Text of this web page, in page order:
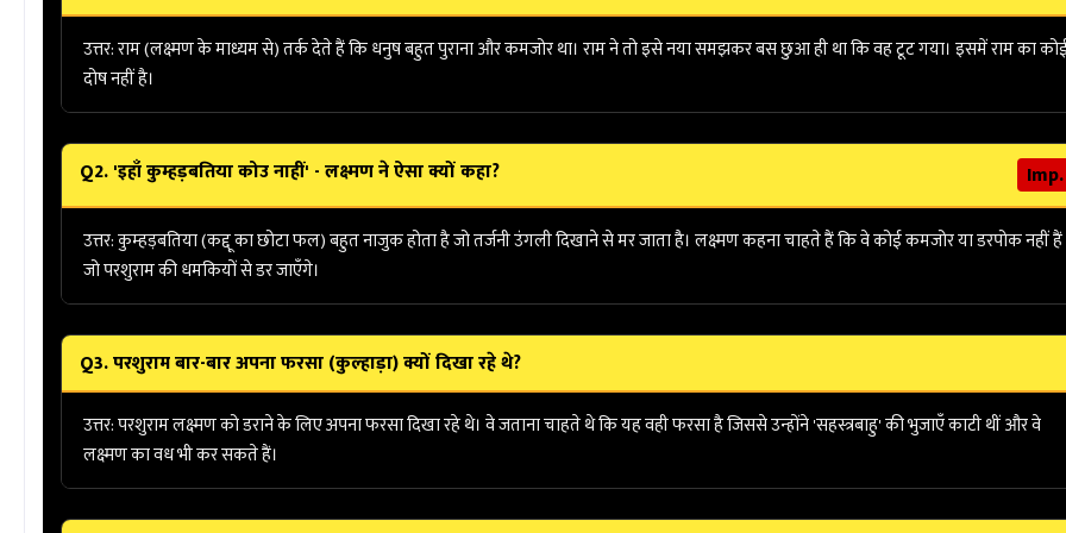
उत्तर:राम (लक्ष्मण के माध्यम से) तर्क देते हैं कि धनुष बहुत पुराना और कमजोर था। राम ने तो इसे नया समझकर बस छुआ ही था कि वह टूट गया। इसमें राम का
दोष नहीं है।
Q2. 'इहाँ कुम्हड़बतिया कोउ नाहीं' - लक्ष्मण ने ऐसा क्यों कहा? Imp.
उत्तर:कुम्हड़बतिया (कद्दू का छोटा फल) बहुत नाजुक होता है जो तर्जनी उंगली दिखाने से मर जाता है। लक्ष्मण कहना चाहते हैं कि वे कोई कमजोर या डरपोक नहीं हैं
जो परशुराम की धमकियों से डर जाएँगे।
Q3. परशुराम बार-बार अपना फरसा (कुल्हाड़ा) क्यों दिखा रहे थे?
उत्तर:परशुराम लक्ष्मण को डराने के लिए अपना फरसा दिखा रहे थे। वे जताना चाहते थे कि यह वही फरसा है जिससे उन्होंने 'सहस्त्रबाहु' की भुजाएँ काटी थीं और वे
लक्ष्मण का वध भी कर सकते हैं।